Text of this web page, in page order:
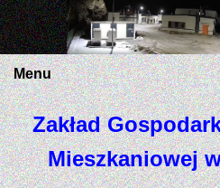
Menu
Zakład
Mieszkaniowej